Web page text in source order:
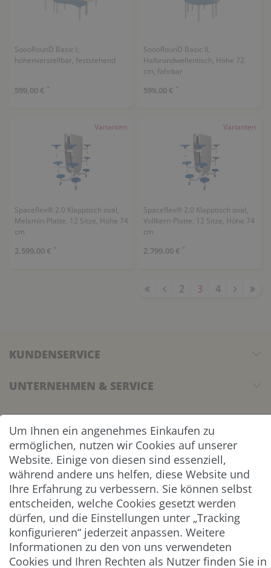
SoooRounD Basic I,
höhenverstellbar, feststehend
599,00 € *
SoooRounD Basic II,
Halbrundwellentisch, Höhe 72
cm, fahrbar
599,00 € *
Varianten
Spaceflex® 2.0 Klapptisch oval,
Melamin-Platte, 12 Sitze, Höhe 74
cm
2.599,00 € *
Varianten
Spaceflex® 2.0 Klapptisch oval,
Vollkern-Platte, 12 Sitze, Höhe 74
cm
2.799,00 € *
2 3 4
KUNDENSERVICE
UNTERNEHMEN & SERVICE
INFORMATION
NEWSLETTER
ZAHLUNG & VERSAND
Um Ihnen ein angenehmes Einkaufen zu
ermöglichen, nutzen wir Cookies auf unserer
Website. Einige von diesen sind essenziell,
während andere uns helfen, diese Website und
Ihre Erfahrung zu verbessern. Sie können selbst
entscheiden, welche Cookies gesetzt werden
dürfen, und die Einstellungen unter „Tracking
konfigurieren“ jederzeit anpassen. Weitere
Informationen zu den von uns verwendeten
Cookies und Ihren Rechten als Nutzer finden Sie in